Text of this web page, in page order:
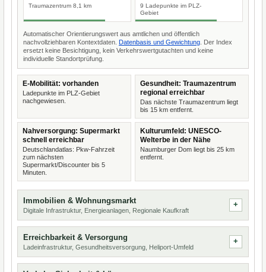
Traumazentrum 8,1 km
9 Ladepunkte im PLZ-
Gebiet
Automatischer Orientierungswert aus amtlichen und öffentlich
nachvollziehbaren Kontextdaten. Datenbasis und Gewichtung . Der Index
ersetzt keine Besichtigung, kein Verkehrswertgutachten und keine
individuelle Standortprüfung.
E-Mobilität: vorhanden
Ladepunkte im PLZ-Gebiet
nachgewiesen.
Gesundheit: Traumazentrum
regional erreichbar
Das nächste Traumazentrum liegt
bis 15 km entfernt.
Nahversorgung: Supermarkt
schnell erreichbar
Deutschlandatlas: Pkw-Fahrzeit
zum nächsten
Supermarkt/Discounter bis 5
Minuten.
Kulturumfeld: UNESCO-
Welterbe in der Nähe
Naumburger Dom liegt bis 25 km
entfernt.
Immobilien & Wohnungsmarkt
Digitale Infrastruktur, Energieanlagen, Regionale Kaufkraft
Erreichbarkeit & Versorgung
Ladeinfrastruktur, Gesundheitsversorgung, Heliport-Umfeld